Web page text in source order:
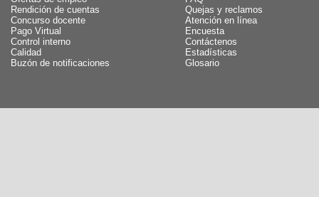
Rendición de cuentas
Concurso docente
Pago Virtual
Control interno
Calidad
Buzón de notificaciones
Quejas y reclamos
Atención en línea
Encuesta
Contáctenos
Estadísticas
Glosario